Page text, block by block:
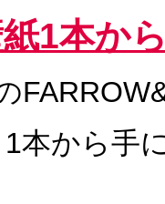
1本か
ら手に